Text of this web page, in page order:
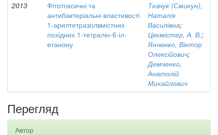
2013
Фітотоксичні та
антибактеріальні властивості
1-арилтетразолвмістних
похідних 1-тетралін-6-іл-
етанону
Ткачук (Смикун),
Наталія
Василівна;
Цехмістер, А. В.;
Янченко, Віктор
Олексійович;
Демченко,
Анатолій
Михайлович
Перегляд
Автор